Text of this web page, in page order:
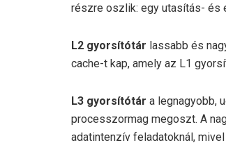
részre oszlik: egy utasítás- és
L2 gyorsítótár lassabb és
cache-t kap, amely az L1
L3 gyorsítótár a legnagyobb,
processzormag megoszt. A
adatintenzív feladatoknál,